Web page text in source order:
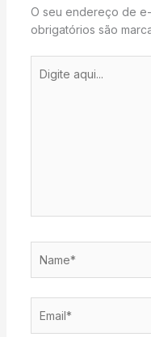
O seu endereço de
obrigatórios são
aqui...